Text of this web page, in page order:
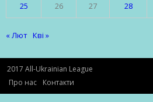
25 26 27 28
« Лют Кві »
2017 All-Ukrainian League
Про нас
Контакти